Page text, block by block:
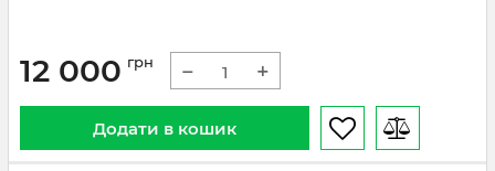
12 000 грн − +
Додати в кошик